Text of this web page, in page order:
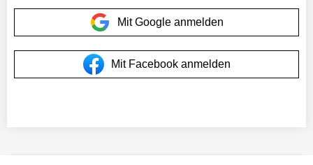
Mit Google anmelden
Mit Facebook anmelden